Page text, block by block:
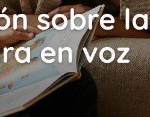
sobre la
en voz